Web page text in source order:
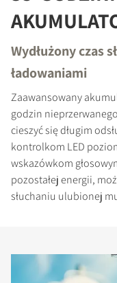
Wydłużony czas
ładowaniami
Zaawansowany
godzin
cieszyć się długim
kontrolkom LED
wskazówkom
pozostałej energii,
słuchaniu ulubionej